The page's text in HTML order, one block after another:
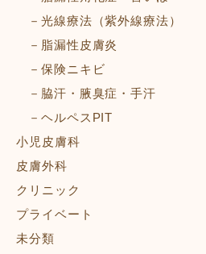
光線療法（紫外線療法）
脂漏性皮膚炎
保険ニキビ
脇汗・腋臭症・手汗
ヘルペスPIT
小児皮膚科
皮膚外科
クリニック
プライベート
未分類